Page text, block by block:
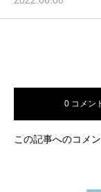
0 コメン
この記事へのコメ